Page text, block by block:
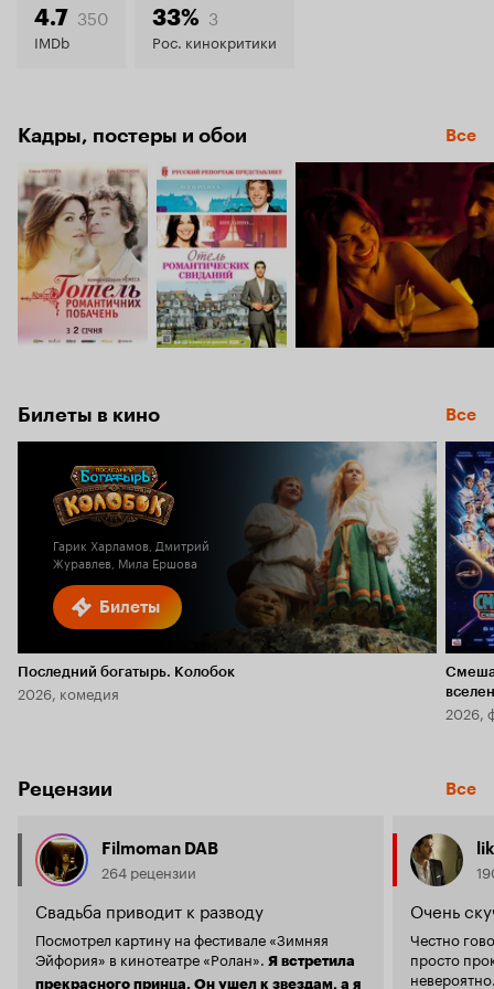
5.8
4.7 350
IMDb
33% 3
Рос. кинокритики
Кадры, постеры и обои Все
Билеты в кино Все
Билеты
Гарик Харламов, Дмитрий
Журавлев, Мила Ершова
Последний богатырь. Колобок
2026, комедия
2026,
Рецензии Все
Filmoman DAB
264 рецензии
Свадьба приводит к разводу
Посмотрел картину на фестивале «Зимняя
Эйфория» в кинотеатре «Ролан». Я встретила
прекрасного принца. Он ушел к звездам, а я
Очень
Честно
просто